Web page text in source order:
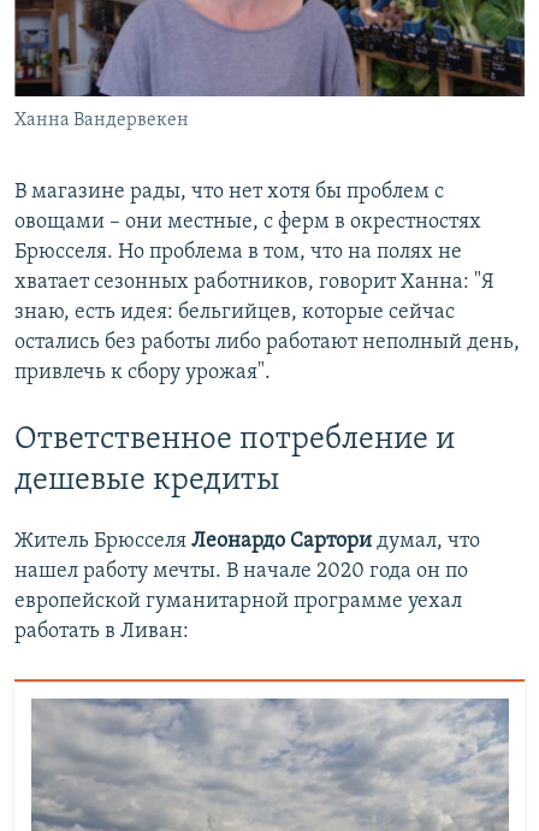
Ханна Вандервекен
В магазине рады, что нет хотя бы проблем с
овощами – они местные, с ферм в окрестностях
Брюсселя. Но проблема в том, что на полях не
хватает сезонных работников, говорит Ханна: "Я
знаю, есть идея: бельгийцев, которые сейчас
остались без работы либо работают неполный день,
привлечь к сбору урожая".
Ответственное потребление и
дешевые кредиты
Житель Брюсселя Леонардо Сартори думал, что
нашел работу мечты. В начале 2020 года он по
европейской гуманитарной программе уехал
работать в Ливан: